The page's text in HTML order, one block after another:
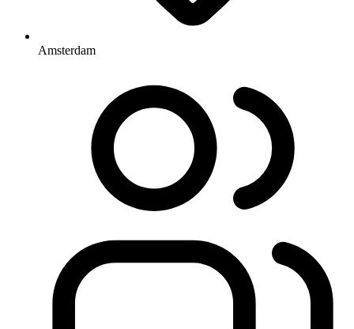
Amsterdam